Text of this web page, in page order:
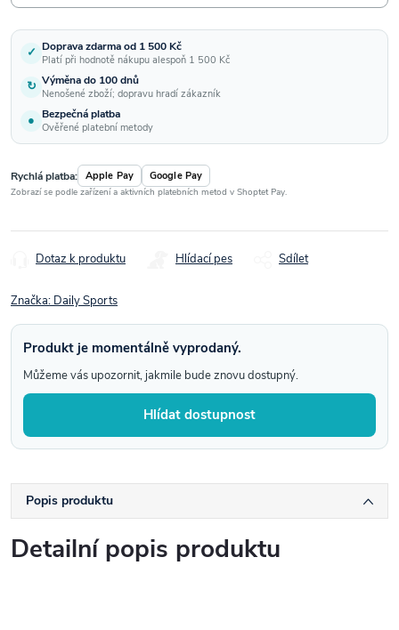
✓ Doprava zdarma od 1 500 Kč
Platí při hodnotě nákupu alespoň 1 500 Kč
↻ Výměna do 100 dnů
Nenošené zboží; dopravu hradí zákazník
● Bezpečná platba
Ověřené platební metody
Rychlá platba: Apple Pay Google Pay
Zobrazí se podle zařízení a aktivních platebních metod v Shoptet Pay.
Dotaz k produktu Hlídací pes Sdílet
Značka: Daily Sports
Produkt je momentálně vyprodaný.
Můžeme vás upozornit, jakmile bude znovu dostupný.
Hlídat dostupnost
Popis produktu
Detailní popis produktu